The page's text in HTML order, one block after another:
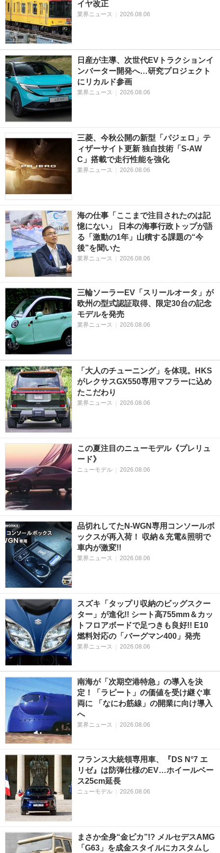
イヤ改正
業界ニュース | 2026.08.06
日産が主導、次世代EVトラクションイ
ンバーター開発へ…研究プロジェクト
にリカルド参画
業界ニュース | 2026.08.06
三菱、今秋公開の新型「パジェロ」テ
ィザーサイト更新 独自技術「S-AW
C」搭載で走行性能を強化
業界ニュース | 2026.08.06
海の仕事「ここまで注目されたのは記
憶にない」 日本の海事行政トップが語
る「激動の1年」山積する課題の“今
後”を聞いた
業界ニュース | 2026.08.06
三輪ソーラーEV「スリールオータ」が
欧州の型式認証取得、限定30台の記念
モデルを発売
業界ニュース 2026.08.06
「大人のチューニング」を体現。HKS
がレクサスGX550専用マフラーに込め
たこだわり
業界ニュース 2026.08.06
この夏注目のニューモデル《プレリュ
ード》
ニューモデル 2026.08.06
品切れしてたN-WGN専用コンソールボ
ックスが再入荷！ 収納＆充電&照明で
車内が激変!!
業界ニュース 2026.08.06
スズキ「タップリ収納のビッグスクー
ター」が進化!! シート高755mm＆カッ
トフロアボードで足つきも良好!! E10
燃料対応の「バーグマン400」発売
業界ニュース 2026.08.06
南海が「次期空港特急」の導入を決
定！「ラピート」の価値を受け継ぐ車
両に 「なにわ筋線」の開業に向け導入
へ
業界ニュース 2026.08.06
フランス大統領専用車、『DS N°7 エ
リゼ』は防弾仕様のEV…ホイールベー
ス25cm延長
ニューモデル 2026.08.06
まさか全身“金ピカ”!? メルセデスAMG
「G63」を成金スタイルにカスタムし